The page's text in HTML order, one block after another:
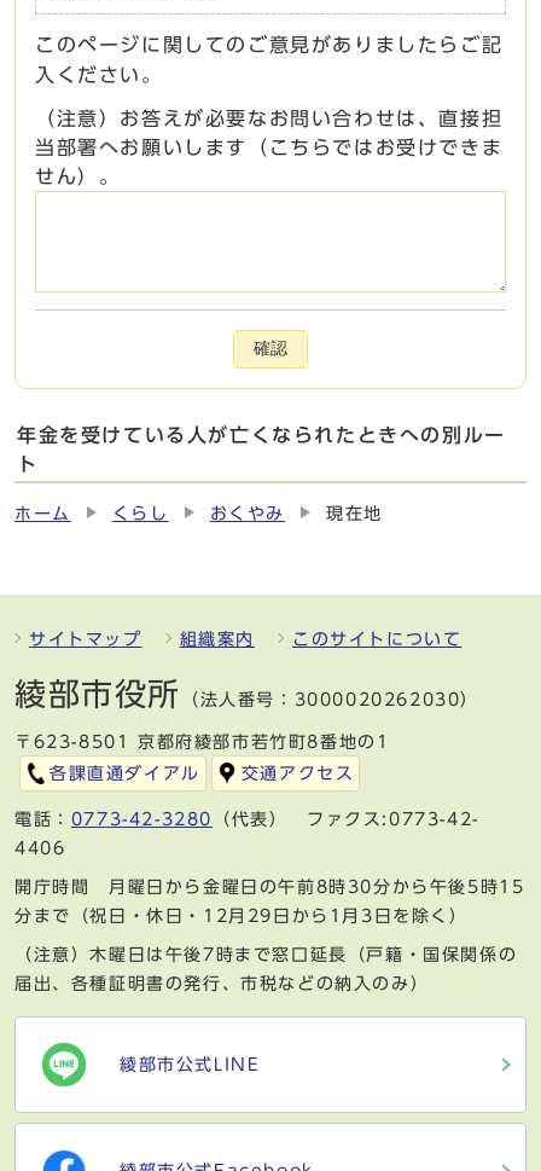
このページに関してのご意見がありましたらご記
入ください。
（注意）お答えが必要なお問い合わせは、直接担
当部署へお願いします（こちらではお受けできま
せん）。
確認
年金を受けている人が亡くなられたときへの別ルー
ト
ホーム くらし おくやみ 現在地
サイトマップ 組織案内 このサイトについて
綾部市役所 （法人番号：3000020262030）
〒623-8501 京都府綾部市若竹町8番地の1
各課直通ダイアル
交通アクセス
電話： 0773-42-3280
（代表） ファクス:0773-42-
4406
開庁時間 月曜日から金曜日の午前8時30分から午後5時15
分まで（祝日・休日・12月29日から1月3日を除く）
（注意）木曜日は午後7時まで窓口延長（戸籍・国保関係の
届出、各種証明書の発行、市税などの納入のみ）
綾部市公式LINE